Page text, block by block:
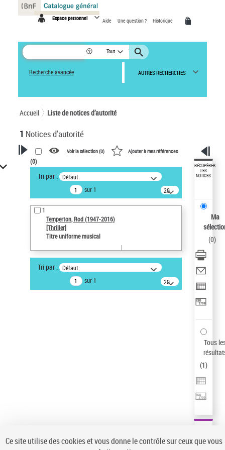
Espace personnel Aide Une question ? Historique
Tout
Recherche avancée AUTRES RECHERCHES
Accueil Liste de notices d’autorité
1 Notices d'autorité
VOTRE RECHERCHE
Recherche avancée dans les
notices d’autorité
Œuvres liées à l'auteur :
Temperton, Rod (1947-2016)
Statut de la notice d’autorité
Notice élémentaire
Auteur d’œuvre
Voir la sélection (0) Ajouter à mes références
(0)
Tri par : Défaut
sur 1
20
résultats/page
1
Temperton, Rod (1947-2016)
[Thriller]
Titre uniforme musical
Tri par : Défaut
sur 1
20
résultats/page
RÉCUPÉRER
LES
NOTICES
Ma
(0)
Tous
(1)
Panneau de gestion des cookies
Ce site utilise des cookies et vous donne le contrôle sur ceux que vous